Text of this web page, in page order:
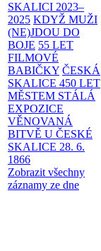
SKALICI 2023–
2025 KDYŽ MUŽI
(NE)JDOU DO
BOJE 55 LET
FILMOVÉ
BABIČKY ČESKÁ
SKALICE 450 LET
MĚSTEM STÁLÁ
EXPOZICE
VĚNOVANÁ
BITVĚ U ČESKÉ
SKALICE 28. 6.
1866
Zobrazit všechny
záznamy ze dne